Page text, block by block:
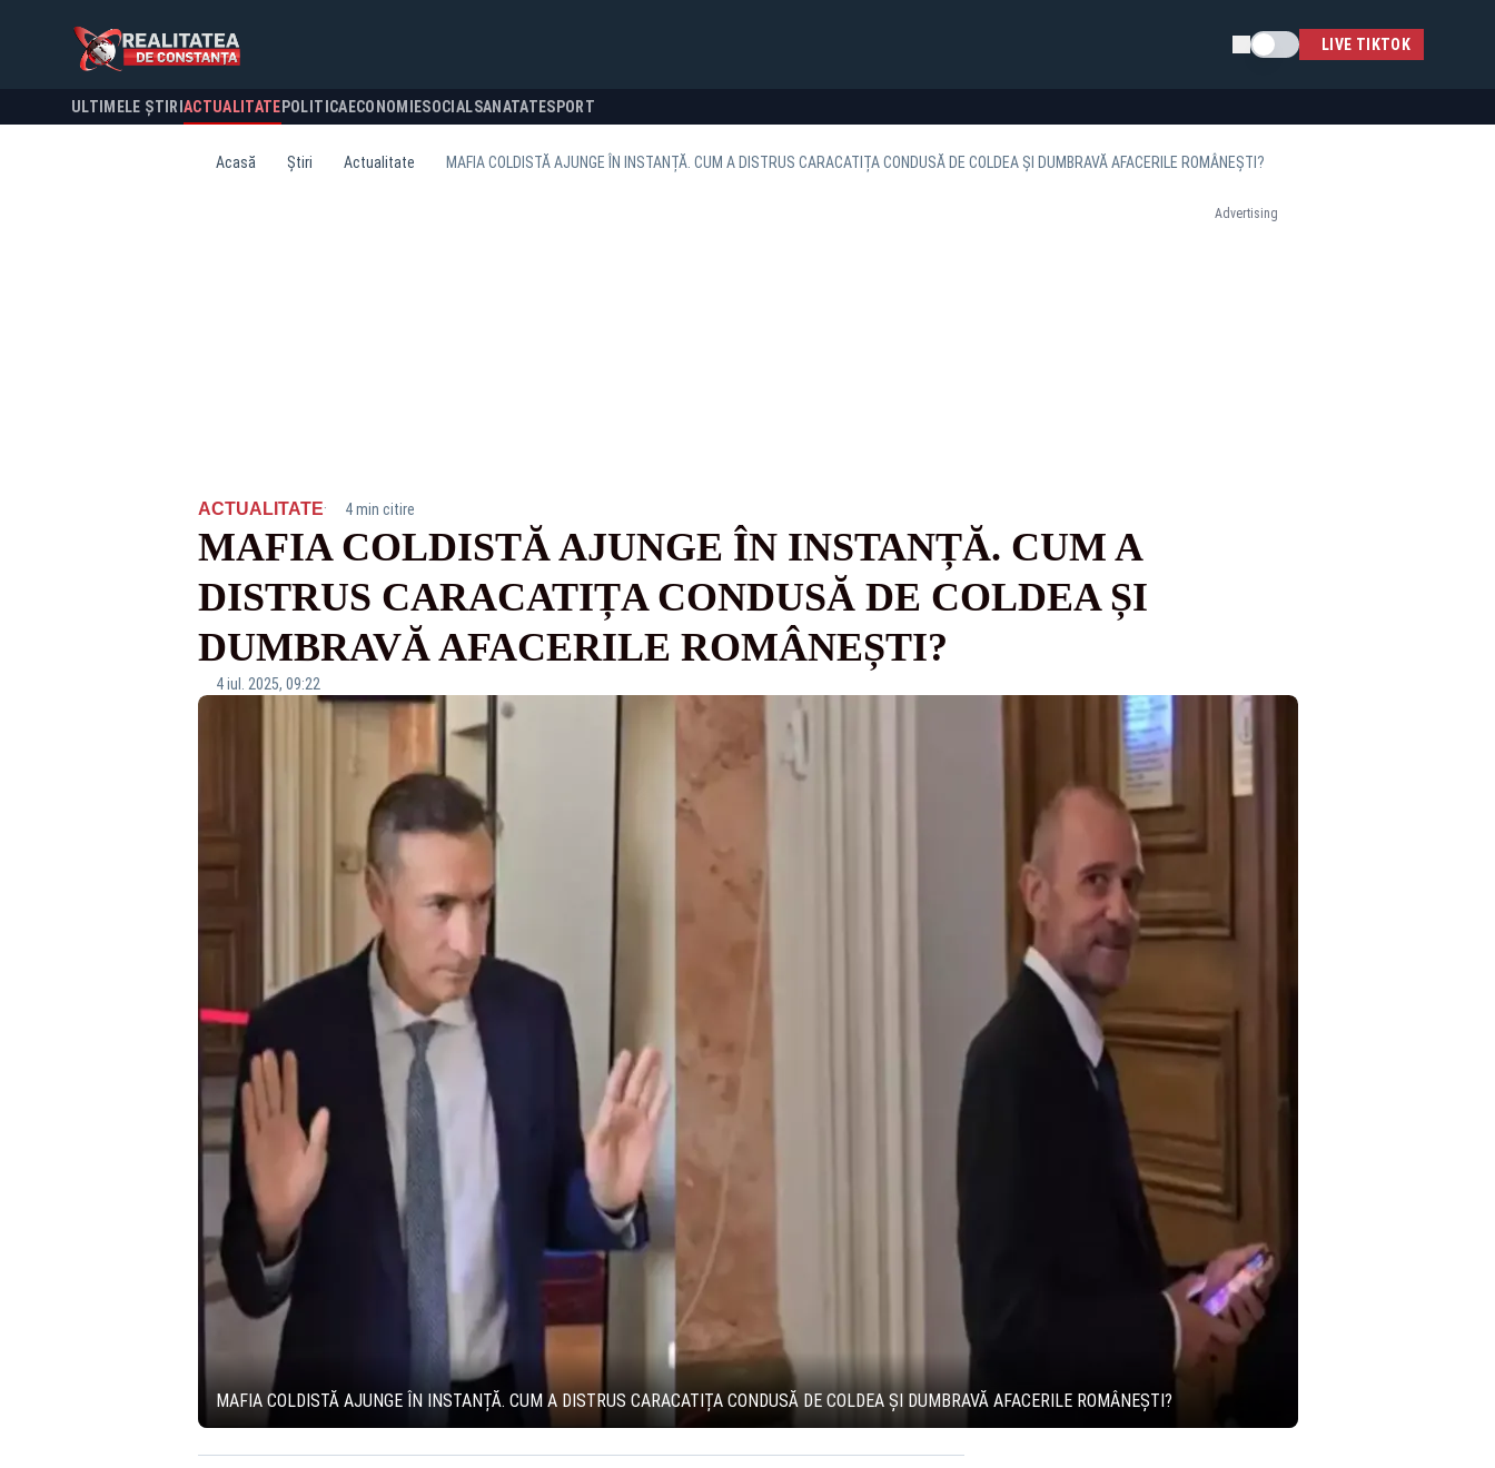
Schimba temaLIVE TIKTOK
ULTIMELE ȘTIRI ACTUALITATE POLITICA ECONOMIESOCIALSANATATESPORT
Acasă Știri Actualitate MAFIA COLDISTĂ AJUNGE ÎN INSTANȚĂ. CUM A DISTRUS CARACATIȚA CONDUSĂ DE COLDEA ȘI DUMBRAVĂ AFACERILE ROMÂNEȘTI?
Advertising
ACTUALITATE· 4 min citire
MAFIA COLDISTĂ AJUNGE ÎN INSTANȚĂ. CUM A
DISTRUS CARACATIȚA CONDUSĂ DE COLDEA ȘI
DUMBRAVĂ AFACERILE ROMÂNEȘTI?
4 iul. 2025, 09:22
MAFIA COLDISTĂ AJUNGE ÎN INSTANȚĂ. CUM A DISTRUS CARACATIȚA CONDUSĂ DE COLDEA ȘI DUMBRAVĂ AFACERILE ROMÂNEȘTI?